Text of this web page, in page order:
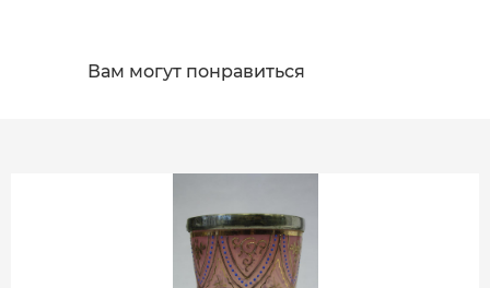
Вам могут понравиться